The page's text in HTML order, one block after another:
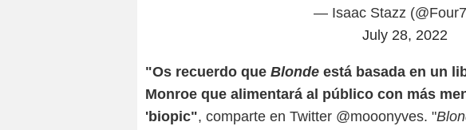
— Isaac Stazz
July 28, 2022
"Os recuerdo que Blonde está basada en un
Monroe que alimentará al público con más
'biopic", comparte en Twitter @mooonyves. "